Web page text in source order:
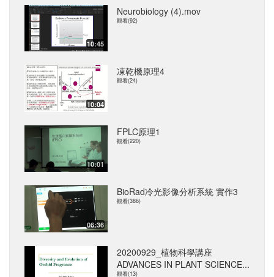
10:45
Neurobiology (4).mov
觀看(92)
10:04
凍乾機原理4
觀看(24)
10:01
FPLC原理1
觀看(220)
06:36
BioRad冷光影像分析系統 實作3
觀看(386)
20200929_植物科學講座
ADVANCES IN PLANT SCIENCE...
觀看(13)